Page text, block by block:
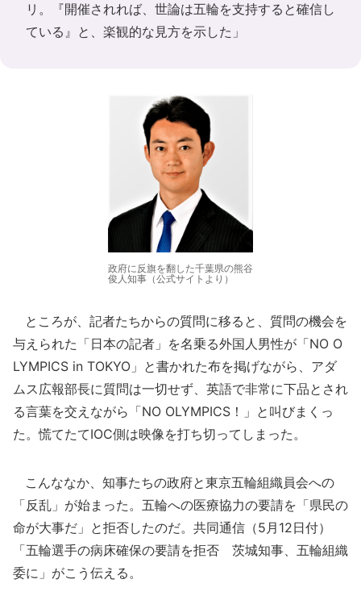
リ。『開催されれば、世論は五輪を支持すると確信し
ている』と、楽観的な見方を示した」
政府に反旗を翻した千葉県の熊谷
俊人知事（公式サイトより）
ところが、記者たちからの質問に移ると、質問の機会を
与えられた「日本の記者」を名乗る外国人男性が「NO O
LYMPICS in TOKYO」と書かれた布を掲げながら、アダ
ムス広報部長に質問は一切せず、英語で非常に下品とされ
る言葉を交えながら「NO OLYMPICS！」と叫びまくっ
た。慌てたてIOC側は映像を打ち切ってしまった。
こんななか、知事たちの政府と東京五輪組織員会への
「反乱」が始まった。五輪への医療協力の要請を「県民の
命が大事だ」と拒否したのだ。共同通信（5月12日付）
「五輪選手の病床確保の要請を拒否 茨城知事、五輪組織
委に」がこう伝える。